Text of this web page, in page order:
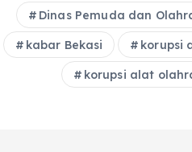
Dinas Pemuda dan
kabar Bekasi korupsi
korupsi alat